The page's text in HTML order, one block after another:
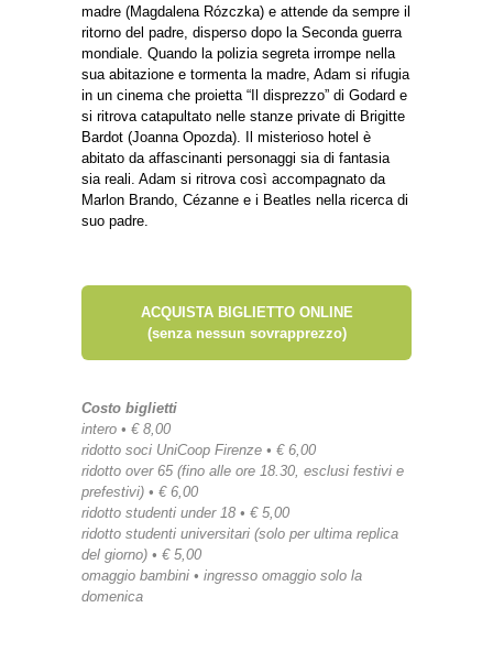
madre (Magdalena Rózczka) e attende da sempre il
ritorno del padre, disperso dopo la Seconda guerra
mondiale. Quando la polizia segreta irrompe nella
sua abitazione e tormenta la madre, Adam si rifugia
in un cinema che proietta “Il disprezzo” di Godard e
si ritrova catapultato nelle stanze private di Brigitte
Bardot (Joanna Opozda). Il misterioso hotel è
abitato da affascinanti personaggi sia di fantasia
sia reali. Adam si ritrova così accompagnato da
Marlon Brando, Cézanne e i Beatles nella ricerca di
suo padre.
ACQUISTA BIGLIETTO ONLINE
(senza nessun sovrapprezzo)
Costo biglietti
intero • € 8,00
ridotto soci UniCoop Firenze • € 6,00
ridotto over 65 (fino alle ore 18.30, esclusi festivi e
prefestivi) • € 6,00
ridotto studenti under 18 • € 5,00
ridotto studenti universitari (solo per ultima replica
del giorno) • € 5,00
omaggio bambini • ingresso omaggio solo la
domenica